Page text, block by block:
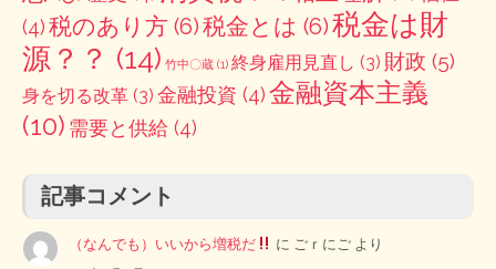
(4)税のあり方 (6)税金とは (6)税金は財
源？？ (14) 竹中〇蔵 (1) 終身雇用見直し (3) 財政 (5)
身を切る改革 (3) 金融投資 (4)金融資本主義
(10) 需要と供給 (4)
記事コメント
（なんでも）いいから増税だ に ごｒにご より